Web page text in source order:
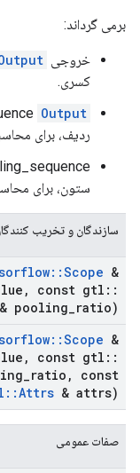
برمی گرداند:
خروجی
کسری.
Output
ردیف، برای
ستون، برای
سازندگان و تخریب
::Scope &
, const gtl ::
pooling ratio)
::Scope &
, const gtl ::
ratio ,
const
::Attrs & attrs)
صفات عمومی